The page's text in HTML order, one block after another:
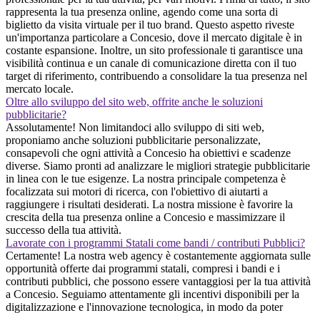
rappresenta la tua presenza online, agendo come una sorta di
biglietto da visita virtuale per il tuo brand. Questo aspetto riveste
un'importanza particolare a Concesio, dove il mercato digitale è in
costante espansione. Inoltre, un sito professionale ti garantisce una
visibilità continua e un canale di comunicazione diretta con il tuo
target di riferimento, contribuendo a consolidare la tua presenza nel
mercato locale.
Oltre allo sviluppo del sito web, offrite anche le soluzioni
pubblicitarie?
Assolutamente! Non limitandoci allo sviluppo di siti web,
proponiamo anche soluzioni pubblicitarie personalizzate,
consapevoli che ogni attività a Concesio ha obiettivi e scadenze
diverse. Siamo pronti ad analizzare le migliori strategie pubblicitarie
in linea con le tue esigenze. La nostra principale competenza è
focalizzata sui motori di ricerca, con l'obiettivo di aiutarti a
raggiungere i risultati desiderati. La nostra missione è favorire la
crescita della tua presenza online a Concesio e massimizzare il
successo della tua attività.
Lavorate con i programmi Statali come bandi / contributi Pubblici?
Certamente! La nostra web agency è costantemente aggiornata sulle
opportunità offerte dai programmi statali, compresi i bandi e i
contributi pubblici, che possono essere vantaggiosi per la tua attività
a Concesio. Seguiamo attentamente gli incentivi disponibili per la
digitalizzazione e l'innovazione tecnologica, in modo da poter